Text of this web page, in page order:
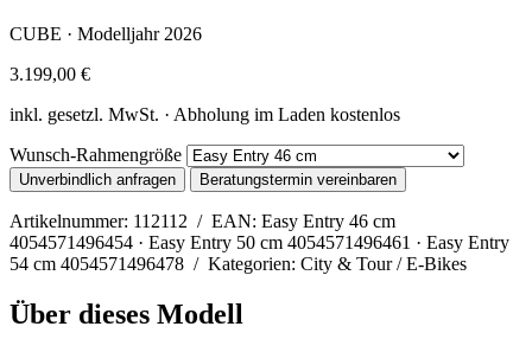
CUBE · Modelljahr 2026
3.199,00 €
inkl. gesetzl. MwSt. · Abholung im Laden kostenlos
Wunsch-Rahmengröße
Unverbindlich anfragen Beratungstermin vereinbaren
Artikelnummer: 112112 / EAN: Easy Entry 46 cm
4054571496454 · Easy Entry 50 cm 4054571496461 · Easy Entry
54 cm 4054571496478 / Kategorien: City & Tour / E-Bikes
Über dieses Modell